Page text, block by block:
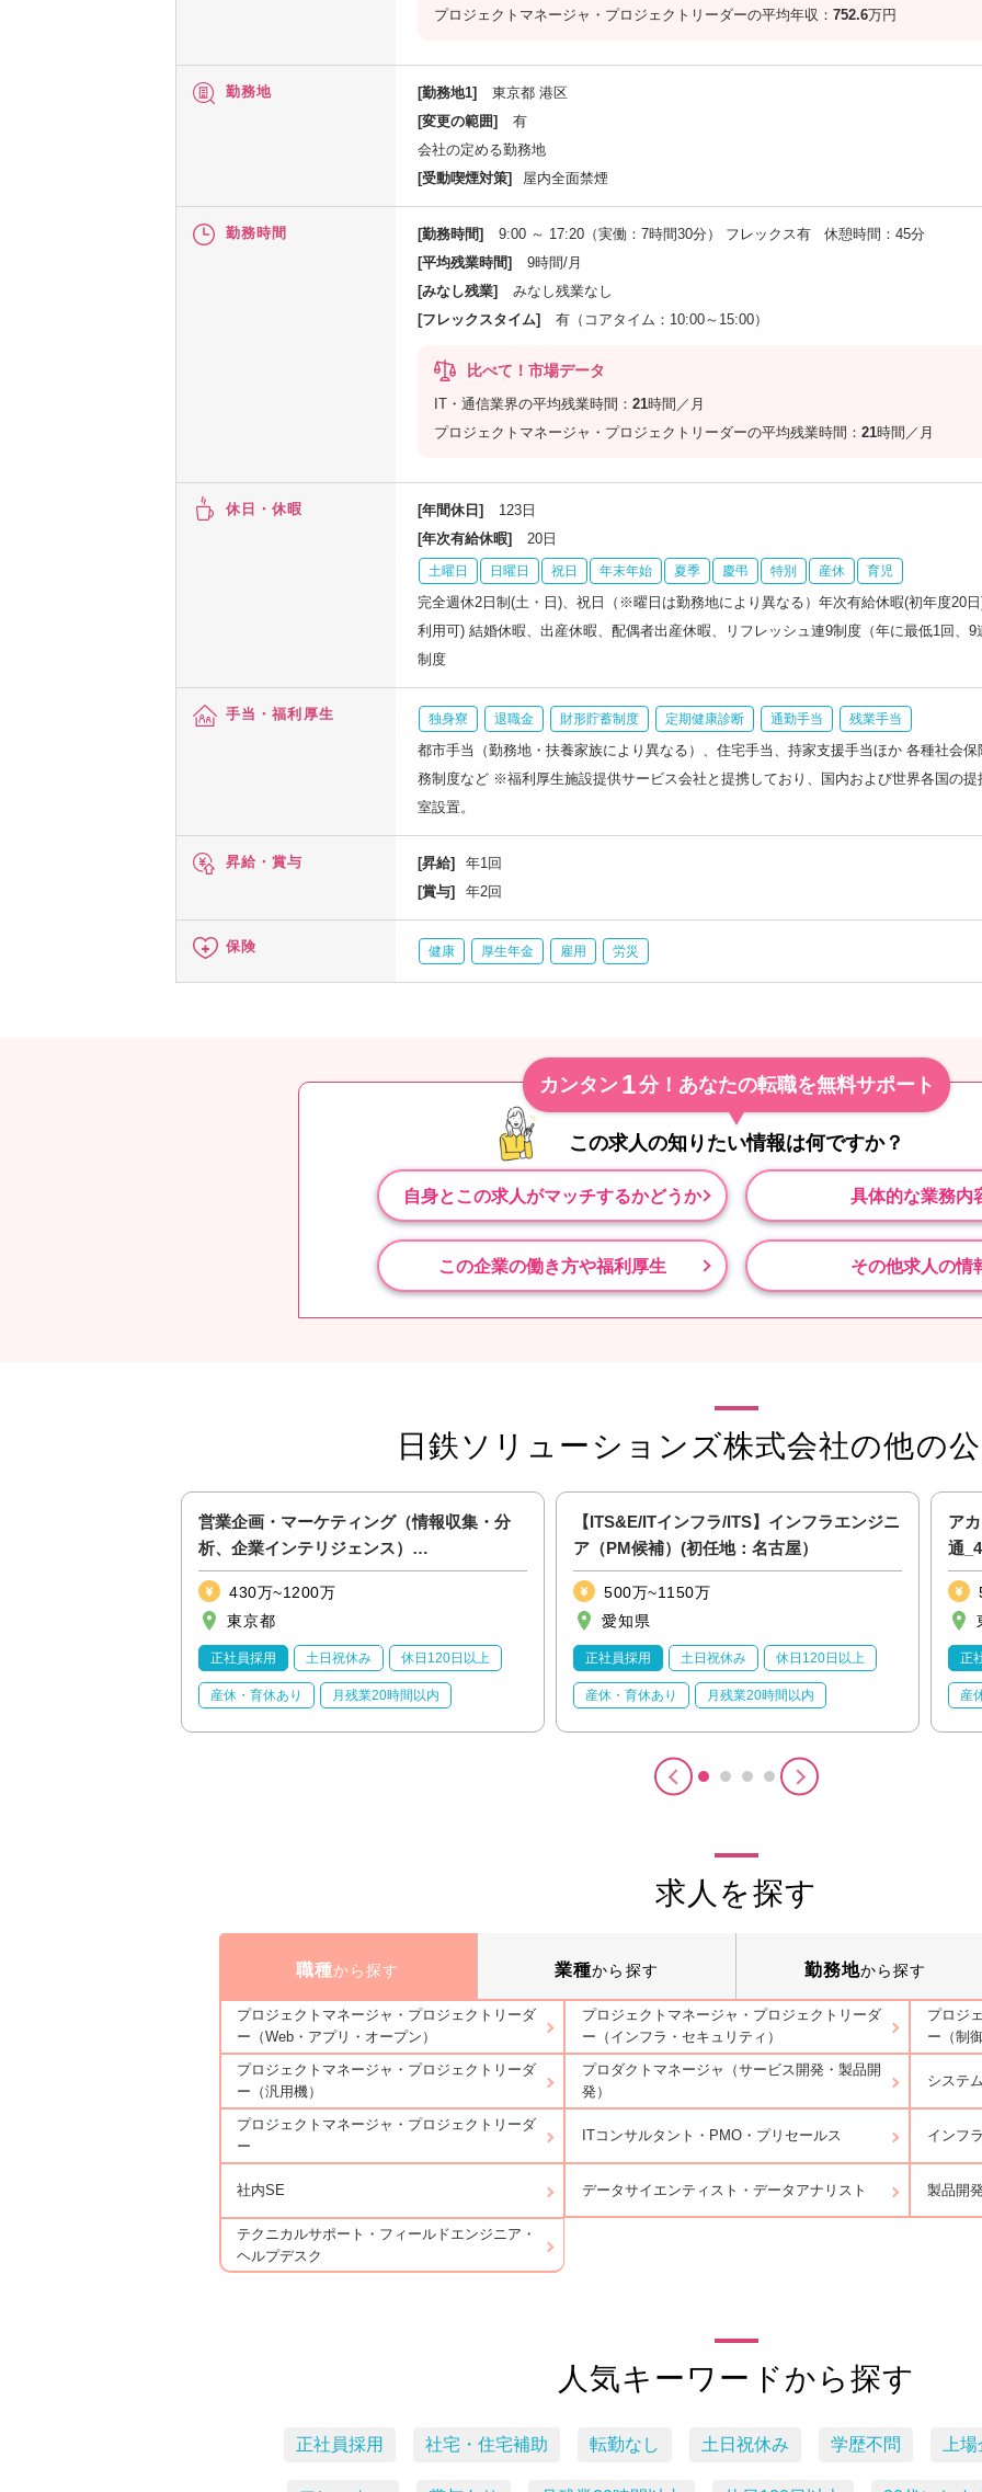
プロジェクトマネージャ・プロジェクトリーダーの平均年収： 752.6万円
勤務地 [勤務地1]
東京都 港区
[変更の範囲]
有
会社の定める勤務地
[受動喫煙対策]
屋内全面禁煙
勤務時間 [勤務時間]
9:00 ～ 17:20（実働：7時間30分） フレックス有 休憩時間：45分
[平均残業時間]
9時間/月
[みなし残業]
みなし残業なし
[フレックスタイム]
有（コアタイム：10:00～15:00）
比べて！市場データ
IT・通信業界の平均残業時間： 21時間／月
プロジェクトマネージャ・プロジェクトリーダーの平均残業時間： 21時間／月
休日・休暇 [年間休日]
123日
[年次有給休暇]
20日
土曜日 日曜日 祝日 年末年始 夏季 慶弔 特別 産休 育児
完全週休2日制(土・日)、祝日（※曜日は勤務地により異なる）年次有給休暇(初年度20
利用可) 結婚休暇、出産休暇、配偶者出産休暇、リフレッシュ連9制度（年に最低1回、
制度
手当・福利厚生 独身寮 退職金 財形貯蓄制度 定期健康診断 通勤手当 残業手当
都市手当（勤務地・扶養家族により異なる）、住宅手当、持家支援手当ほか 各種社会
務制度など ※福利厚生施設提供サービス会社と提携しており、国内および世界各国の
室設置。
昇給・賞与 [昇給]
年1回
[賞与]
年2回
保険 健康 厚生年金 雇用 労災
カンタン 1分！あなたの転職を無料サポート
この求人の知りたい情報は何ですか？
自身とこの求人がマッチするかどうか 具体的な業務内
この企業の働き方や福利厚生 その他求人の情
日鉄ソリューションズ株式会社の他の
営業企画・マーケティング（情報収集・分
析、企業インテリジェンス）
【ITS&E/S&M2_39】
430万~1200万
東京都
正社員採用 土日祝休み 休日120日以上
産休・育休あり 月残業20時間以内
【ITS&E/ITインフラ/ITS】インフラエンジニ
ア（PM候補）(初任地：名古屋）
500万~1150万
愛知県
正社員採用 土日祝休み 休日120日以上
産休・育休あり 月残業20時間以内
ア
通
正
産
求人を探す
職種から探す 業種から探す 勤務地から探す
プロジェクトマネージャ・プロジェクトリーダ
ー（Web・アプリ・オープン）
プロジェクトマネージャ・プロジェクトリーダ
ー（インフラ・セキュリティ）
プロジ
ー（制
プロジェクトマネージャ・プロジェクトリーダ
ー（汎用機）
プロダクトマネージャ（サービス開発・製品開
発）
システ
プロジェクトマネージャ・プロジェクトリーダ
ー
ITコンサルタント・PMO・プリセールス インフ
社内SE データサイエンティスト・データアナリスト 製品開
テクニカルサポート・フィールドエンジニア・
ヘルプデスク
人気キーワードから探す
正社員採用 社宅・住宅補助 転勤なし 土日祝休み 学歴不問 上